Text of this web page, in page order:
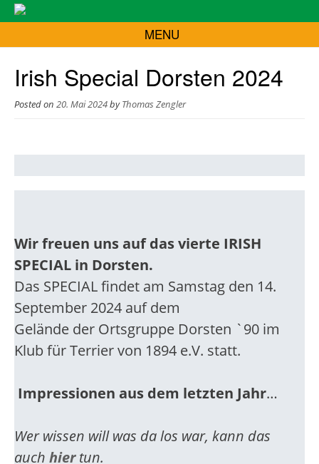
MENU
Irish Special Dorsten 2024
Posted on 20. Mai 2024byThomas Zengler
Wir freuen uns auf dasvierte IRISH
SPECIAL in Dorsten.
Das SPECIAL findet am Samstag den 14.
September 2024 auf dem
Gelände der Ortsgruppe Dorsten `90 im
Klub für Terrier von 1894 e.V. statt.
Impressionen aus dem letzten Jahr…
Wer wissen will was da los war, kann das
auch hiertun.